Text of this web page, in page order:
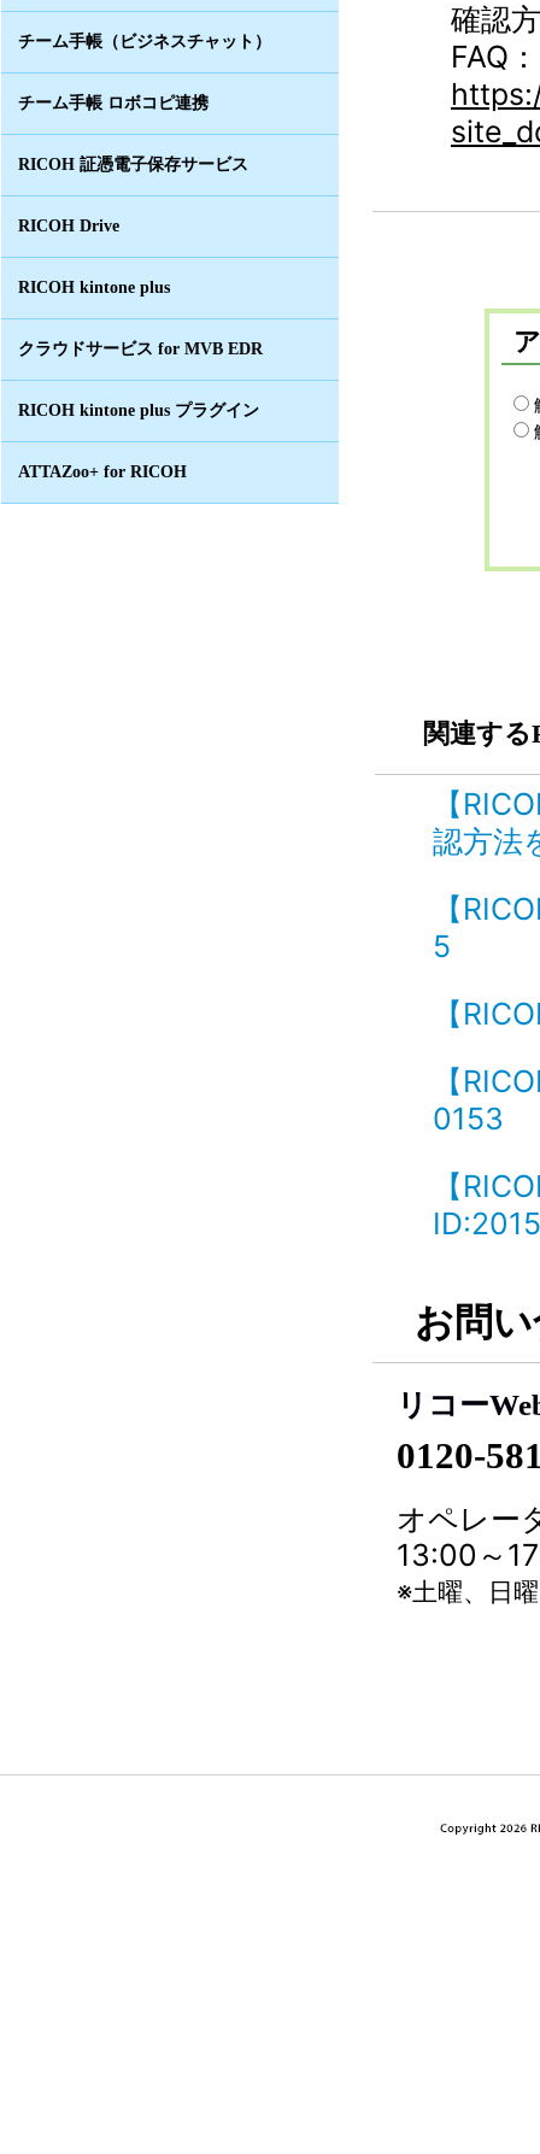
チーム手帳（ビジネスチャット）
チーム手帳 ロボコピ連携
RICOH 証憑電子保存サービス
RICOH Drive
RICOH kintone plus
クラウドサービス for MVB EDR
RICOH kintone plus プラグイン
ATTAZoo+ for RICOH
確認
FAQ：
関連する
【
認方
【
5
【
【
0153
【
お問
リコー
0120-
オペレー
13:00～
※土曜、日